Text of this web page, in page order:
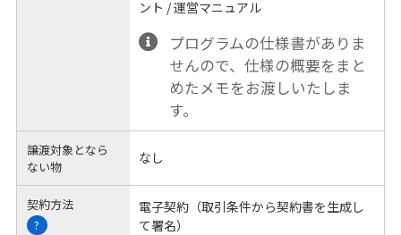
ント / 運営マニュアル
プログラムの仕様書がありま
せんので、仕様の概要をまと
めたメモをお渡しいたしま
す。
譲渡対象となら
ない物
なし
契約方法
?
電子契約（取引条件から契約書を生成し
て署名）